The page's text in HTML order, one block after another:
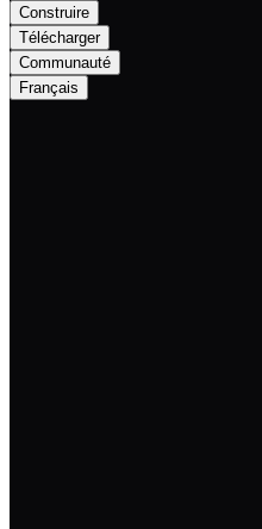
Construire
Télécharger
Communauté
Français